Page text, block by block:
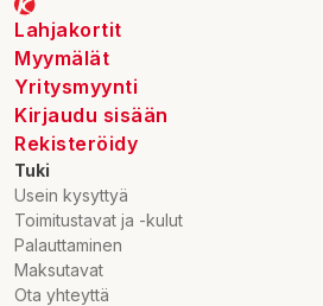
Lahjakortit
Myymälät
Yritysmyynti
Kirjaudu sisään
Rekisteröidy
Tuki
Usein kysyttyä
Toimitustavat ja -kulut
Palauttaminen
Maksutavat
Ota yhteyttä